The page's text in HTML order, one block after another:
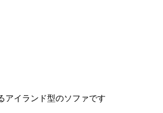
アイランド型のソファです